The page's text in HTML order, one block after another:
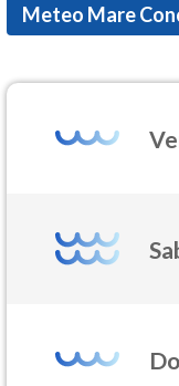
Meteo Mare